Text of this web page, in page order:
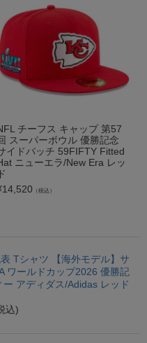
チーフス キャップ 第57
スーパーボウル 優勝記念
イドパッチ 59FIFTY Fitted
ニューエラ/New Era レッ
ド
14,520 （税込）
Tシャツ 【海外モデル】サ
ワールドカップ2026 優勝記
ー アディダス/Adidas レッド
込)